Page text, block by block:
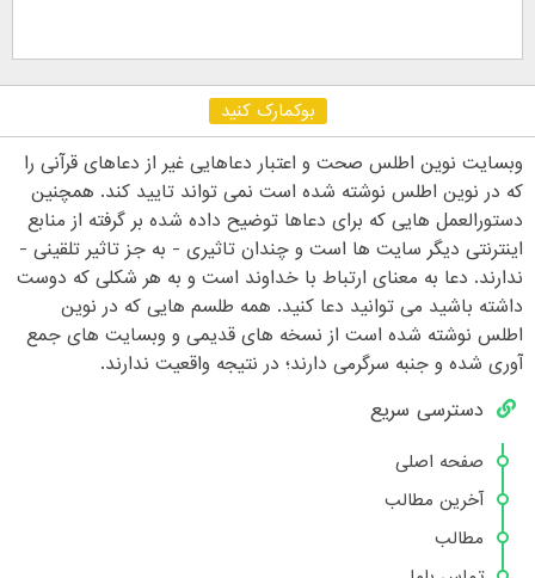
بوکمارک کنید
وبسایت نوین اطلس صحت و اعتبار دعاهایی غیر از دعاهای قرآنی را
که در نوین اطلس نوشته شده است نمی تواند تایید کند. همچنین
دستورالعمل هایی که برای دعاها توضیح داده شده بر گرفته از منابع
اینترنتی دیگر سایت ها است و چندان تاثیری - به جز تاثیر تلقینی -
ندارند. دعا به معنای ارتباط با خداوند است و به هر شکلی که دوست
داشته باشید می توانید دعا کنید. همه طلسم هایی که در نوین
اطلس نوشته شده است از نسخه های قدیمی و وبسایت های جمع
آوری شده و جنبه سرگرمی دارند؛ در نتیجه واقعیت ندارند.
دسترسی سریع
صفحه اصلی
آخرین مطالب
مطالب